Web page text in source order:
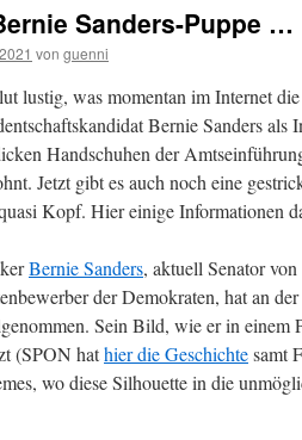
Sanders-Puppe …
von guenni
lustig, was momentan im Internet
Bernie Sanders als
Handschuhen der
Jetzt gibt es auch noch eine
Kopf. Hier einige Informationen
Bernie Sanders, aktuell Senator
der Demokraten, hat an
Sein Bild, wie er in einem
(SPON hathier die Geschichtesamt
wo diese Silhouette in die